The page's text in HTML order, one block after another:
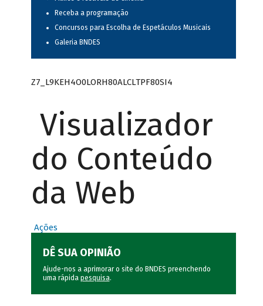
Receba a programação
Concursos para Escolha de Espetáculos Musicais
Galeria BNDES
Z7_L9KEH4O0LORH80ALCLTPF80SI4
Visualizador
do Conteúdo
da Web
Ações
DÊ SUA OPINIÃO
Ajude-nos a aprimorar o site do BNDES preenchendo
uma rápida pesquisa.